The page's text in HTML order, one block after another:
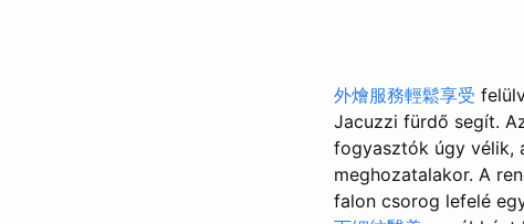
外燴服務輕鬆享受
Jacuzzi fürdő segít.
fogyasztók úgy vélik,
meghozatalakor. A
falon csorog lefelé